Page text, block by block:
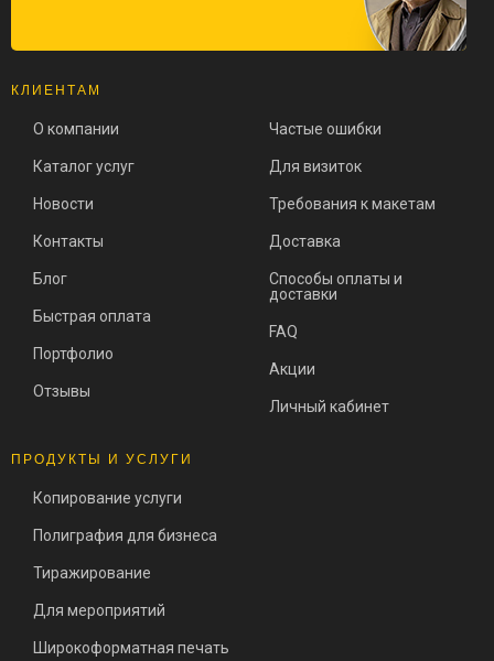
КЛИЕНТАМ
О компании
Каталог услуг
Новости
Контакты
Блог
Быстрая оплата
Портфолио
Отзывы
Частые ошибки
Для визиток
Требования к макетам
Доставка
Способы оплаты и
доставки
FAQ
Акции
Личный кабинет
ПРОДУКТЫ И УСЛУГИ
Копирование услуги
Полиграфия для бизнеса
Тиражирование
Для мероприятий
Широкоформатная печать